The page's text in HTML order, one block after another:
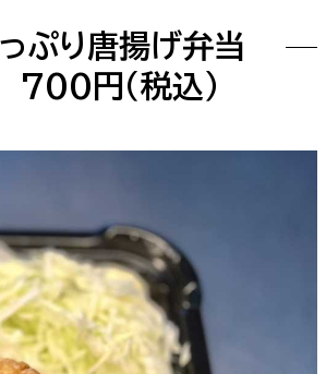
市立総合医療センター
病院管理局：施設用度課
病院管理局：医事課
ぷり唐揚げ弁当
円（税込）